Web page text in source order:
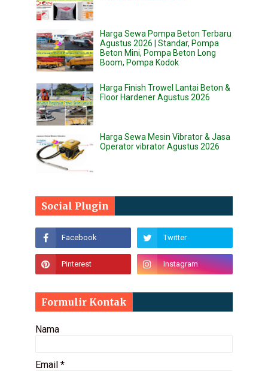
Harga Sewa Pompa Beton Terbaru
Agustus 2026 | Standar, Pompa
Beton Mini, Pompa Beton Long
Boom, Pompa Kodok
Harga Finish Trowel Lantai Beton &
Floor Hardener Agustus 2026
Harga Sewa Mesin Vibrator & Jasa
Operator vibrator Agustus 2026
Social Plugin
Formulir Kontak
Nama
Email *